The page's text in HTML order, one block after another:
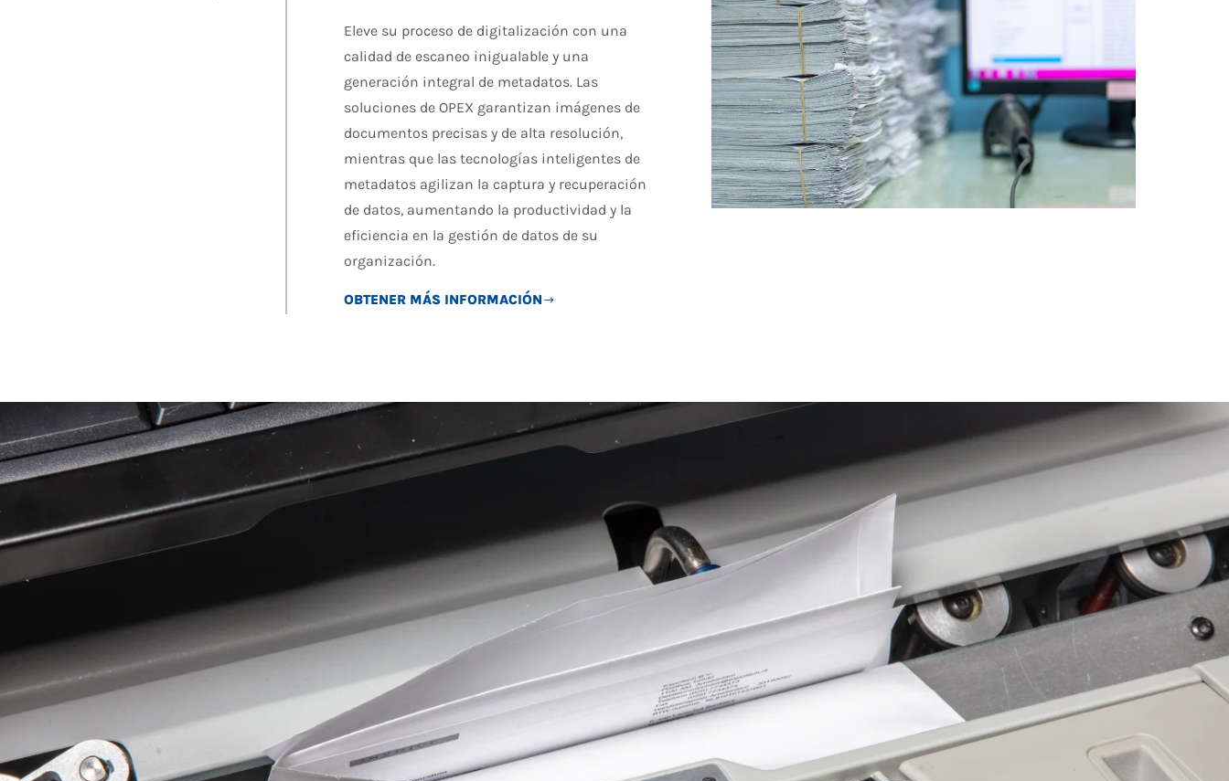
Eleve su proceso de digitalización con una
calidad de escaneo inigualable y una
generación integral de metadatos. Las
soluciones de OPEX garantizan imágenes de
documentos precisas y de alta resolución,
mientras que las tecnologías inteligentes de
metadatos agilizan la captura y recuperación
de datos, aumentando la productividad y la
eficiencia en la gestión de datos de su
organización.
OBTENER MÁS INFORMACIÓN